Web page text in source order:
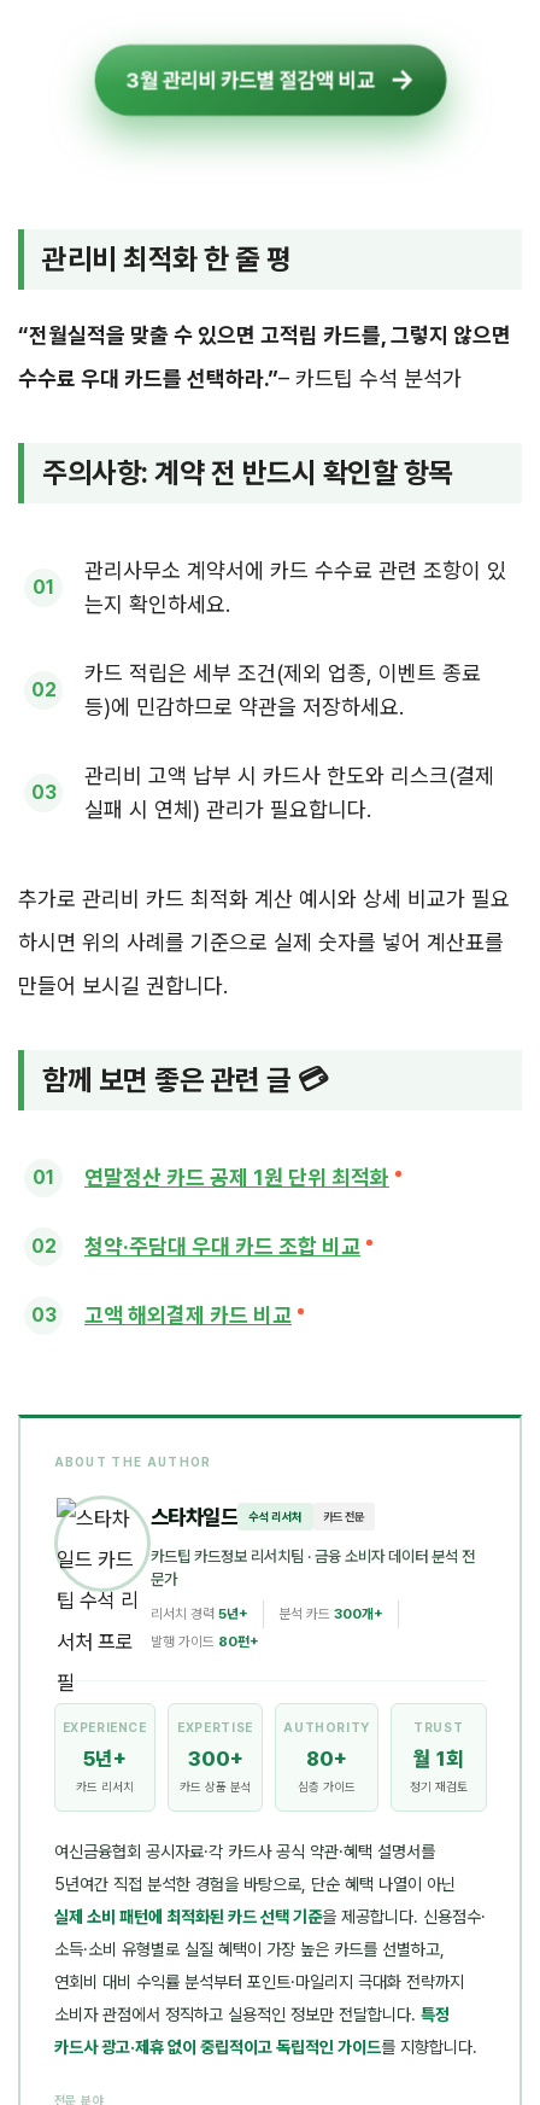
3월 관리비 카드별 절감액 비교
관리비 최적화 한 줄 평
“전월실적을 맞출 수 있으면 고적립 카드를, 그렇지 않으면
수수료 우대 카드를 선택하라.”– 카드팁 수석 분석가
주의사항: 계약 전 반드시 확인할 항목
관리사무소 계약서에 카드 수수료 관련 조항이 있
는지 확인하세요.
카드 적립은 세부 조건(제외 업종, 이벤트 종료
등)에 민감하므로 약관을 저장하세요.
관리비 고액 납부 시 카드사 한도와 리스크(결제
실패 시 연체) 관리가 필요합니다.
추가로 관리비 카드 최적화 계산 예시와 상세 비교가 필요
하시면 위의 사례를 기준으로 실제 숫자를 넣어 계산표를
만들어 보시길 권합니다.
함께 보면 좋은 관련 글 💳
연말정산 카드 공제 1원 단위 최적화
청약·주담대 우대 카드 조합 비교
고액 해외결제 카드 비교
ABOUT THE AUTHOR
스타차일드 수석 리서처 카드 전문
카드팁 카드정보 리서치팀 · 금융 소비자 데이터 분석 전
문가
리서치 경력 5년+ 분석 카드 300개+
발행 가이드 80편+
EXPERIENCE
5년+
카드 리서치
EXPERTISE
300+
카드 상품 분석
AUTHORITY
80+
심층 가이드
TRUST
월 1회
정기 재검토
여신금융협회 공시자료·각 카드사 공식 약관·혜택 설명서를
5년여간 직접 분석한 경험을 바탕으로, 단순 혜택 나열이 아닌
실제 소비 패턴에 최적화된 카드 선택 기준을 제공합니다. 신용점수·
소득·소비 유형별로 실질 혜택이 가장 높은 카드를 선별하고,
연회비 대비 수익률 분석부터 포인트·마일리지 극대화 전략까지
소비자 관점에서 정직하고 실용적인 정보만 전달합니다. 특정
카드사 광고·제휴 없이 중립적이고 독립적인 가이드를 지향합니다.
전문 분야